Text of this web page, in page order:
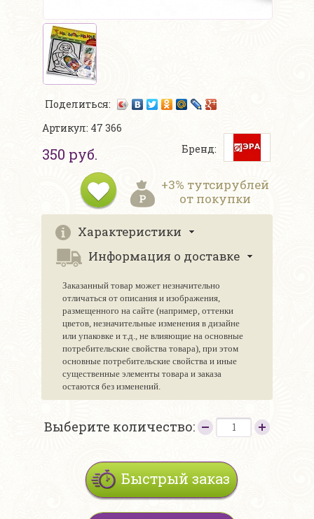
Поделиться:
Артикул: 47 366
350 руб. Бренд:
+3% тутсирублей
от покупки
Характеристики
Информация о доставке
Заказанный товар может незначительно
отличаться от описания и изображения,
размещенного на сайте (например, оттенки
цветов, незначительные изменения в дизайне
или упаковке и т.д., не влияющие на основные
потребительские свойства товара), при этом
основные потребительские свойства и иные
существенные элементы товара и заказа
остаются без изменений.
Выберите количество:
Быстрый заказ